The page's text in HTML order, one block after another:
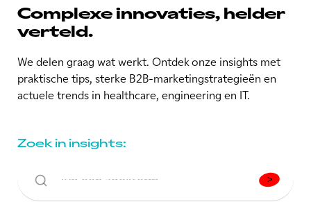
Complexe innovaties, helder
verteld.
We delen graag wat werkt. Ontdek onze insights met
praktische tips, sterke B2B-marketingstrategieën en
actuele trends in healthcare, engineering en IT.
Zoek in insights: